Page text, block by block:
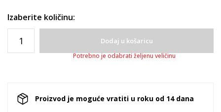
Izaberite količinu:
Dodaj u košaricu
Potrebno je odabrati željenu veličinu
Proizvod je moguće vratiti u roku od 14 dana